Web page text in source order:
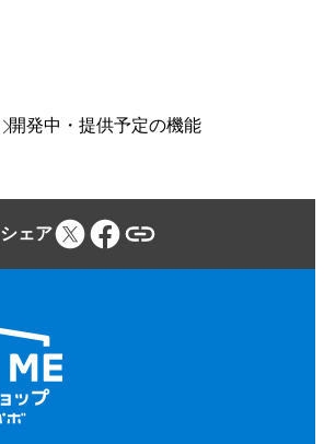
開発中・提供予定の機能
シェア